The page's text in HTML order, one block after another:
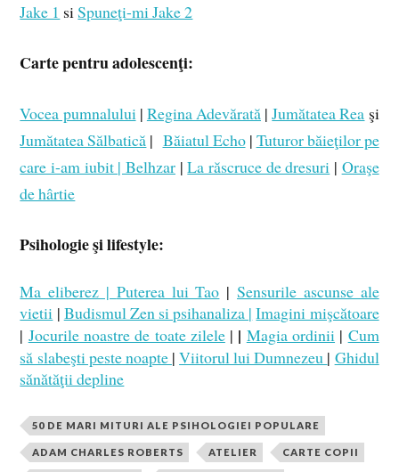
Jake 1 siSpuneţi-mi Jake 2
Carte pentru adolescenţi:
Vocea pumnalului | Regina Adevărată |Jumătatea Rea şi
Jumătatea Sălbatică | Băiatul Echo| Tuturor băieţilor pe
care i-am iubit |Belhzar |La răscruce de dresuri | Oraşe
de hârtie
Psihologie şi lifestyle:
Ma eliberez | Puterea lui Tao |Sensurile ascunse ale
vietii | Budismul Zen si psihanaliza | Imagini mişcătoare
| Jocurile noastre de toate zilele| | Magia ordinii | Cum
să slabeşti peste noapte |Viitorul lui Dumnezeu | Ghidul
sănătăţii depline
50 DE MARI MITURI ALE PSIHOLOGIEI POPULARE
ADAM CHARLES ROBERTS ATELIER CARTE COPII